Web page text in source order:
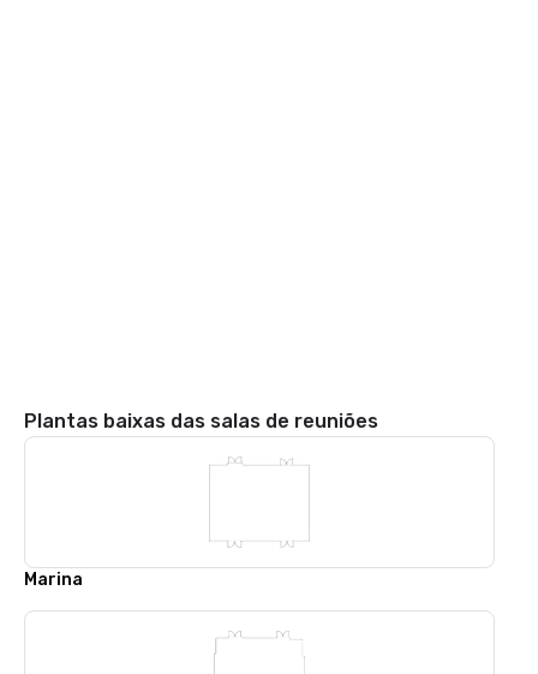
Plantas baixas das salas de reuniões
Marina